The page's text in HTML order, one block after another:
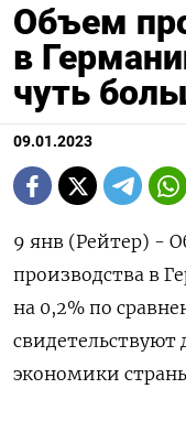
Объем
в
чуть
09.01.2023
9 янв (Рейтер) -
производства в
на 0,2​%​​​ по
экономики